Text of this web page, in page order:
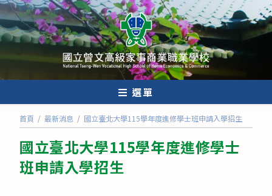
跳
轉
至
內
選單
首頁 / 最新消息 / 國立臺北大學115學年度進修學士班申請入學招生
國立臺北大學115學年度進修學士
班申請入學招生